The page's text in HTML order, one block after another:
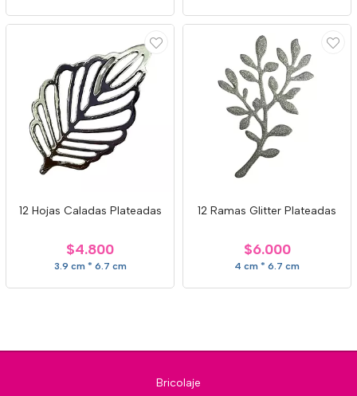
12 Hojas Caladas Plateadas
$4.800
3.9 cm * 6.7 cm
12 Ramas Glitter Plateadas
$6.000
4 cm * 6.7 cm
Bricolaje